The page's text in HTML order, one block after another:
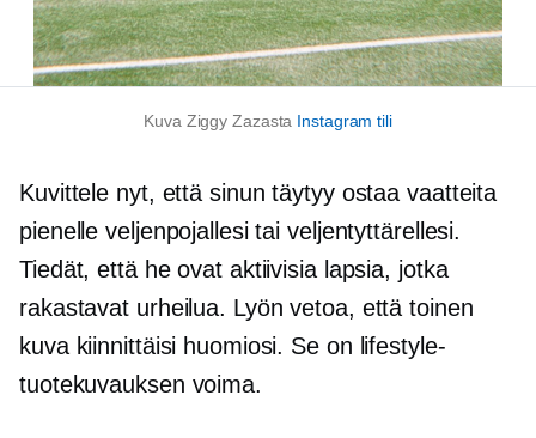
Kuva Ziggy Zazasta Instagram tili
Kuvittele nyt, että sinun täytyy ostaa vaatteita
pienelle veljenpojallesi tai veljentyttärellesi.
Tiedät, että he ovat aktiivisia lapsia, jotka
rakastavat urheilua. Lyön vetoa, että toinen
kuva kiinnittäisi huomiosi. Se on lifestyle-
tuotekuvauksen voima.